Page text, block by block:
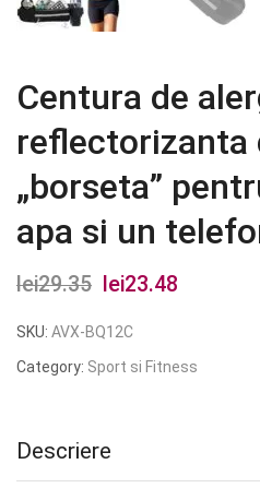
Centura de
reflectorizanta
„borseta”
apa si un
lei29.35
Prețul
inițial
a
lei23.48
este:
SKU: AVX-BQ12C
Category: Sport si Fitness
Descriere